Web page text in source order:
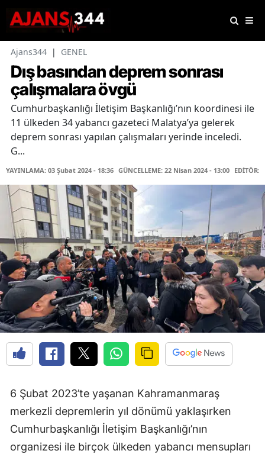
Ajans344 | GENEL
Dış basından deprem sonrası
çalışmalara övgü
Cumhurbaşkanlığı İletişim Başkanlığı’nın koordinesi ile
11 ülkeden 34 yabancı gazeteci Malatya’ya gelerek
deprem sonrası yapılan çalışmaları yerinde inceledi.
G...
YAYINLAMA: 03 Şubat 2024 - 18:36 GÜNCELLEME: 22 Nisan 2024 - 13:00 EDİTÖR:
6 Şubat 2023’te yaşanan Kahramanmaraş
merkezli depremlerin yıl dönümü yaklaşırken
Cumhurbaşkanlığı İletişim Başkanlığı’nın
organizesi ile birçok ülkeden yabancı mensupları